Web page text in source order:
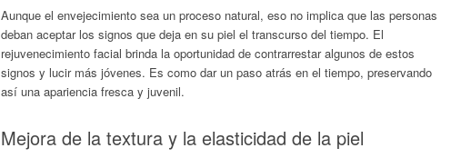
Aunque el envejecimiento sea un proceso natural, eso no implica que las personas
deban aceptar los signos que deja en su piel el transcurso del tiempo. El
rejuvenecimiento facial brinda la oportunidad de contrarrestar algunos de estos
signos y lucir más jóvenes. Es como dar un paso atrás en el tiempo, preservando
así una apariencia fresca y juvenil.
Mejora de la textura y la elasticidad de la piel